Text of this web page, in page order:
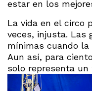
estar en los
La vida en el circo
veces, injusta. Las
mínimas cuando
Aun así, para
solo representa un